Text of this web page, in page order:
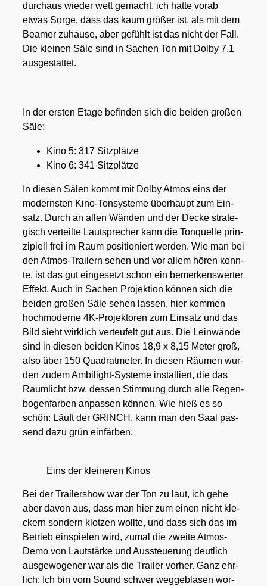
durch­aus wie­der wett gemacht, ich hat­te vor­ab
etwas Sor­ge, dass das kaum grö­ßer ist, als mit dem
Bea­mer zuhau­se, aber gefühlt ist das nicht der Fall.
Die klei­nen Säle sind in Sachen Ton mit Dol­by 7.1
aus­ge­stat­tet.
In der ers­ten Eta­ge befin­den sich die bei­den gro­ßen
Säle:
Kino 5: 317 Sitz­plät­ze
Kino 6: 341 Sitz­plät­ze
In die­sen Sälen kommt mit Dol­by Atmos eins der
moderns­ten Kino-Ton­sys­te­me über­haupt zum Ein­
satz. Durch an allen Wän­den und der Decke stra­te­
gisch ver­teil­te Laut­spre­cher kann die Ton­quel­le prin­
zi­pi­ell frei im Raum posi­tio­niert wer­den. Wie man bei
den Atmos-Trai­lern sehen und vor allem hören konn­
te, ist das gut ein­ge­setzt schon ein bemer­kens­wer­ter
Effekt. Auch in Sachen Pro­jek­ti­on kön­nen sich die
bei­den gro­ßen Säle sehen las­sen, hier kom­men
hoch­mo­der­ne 4K-Pro­jek­to­ren zum Ein­satz und das
Bild sieht wirk­lich ver­teu­felt gut aus. Die Lein­wän­de
sind in die­sen bei­den Kinos 18,9 x 8,15 Meter groß,
also über 150 Qua­drat­me­ter. In die­sen Räu­men wur­
den zudem Ambi­light-Sys­te­me instal­liert, die das
Raum­licht bzw. des­sen Stim­mung durch alle Regen­
bo­gen­far­ben anpas­sen kön­nen. Wie hieß es so
schön: Läuft der GRINCH, kann man den Saal pas­
send dazu grün ein­fär­ben.
Eins der klei­ne­ren Kinos
Bei der Trai­ler­show war der Ton zu laut, ich gehe
aber davon aus, dass man hier zum einen nicht kle­
ckern son­dern klot­zen woll­te, und dass sich das im
Betrieb ein­spie­len wird, zumal die zwei­te Atmos-
Demo von Laut­stär­ke und Aus­steue­rung deut­lich
aus­ge­wo­ge­ner war als die Trai­ler vor­her. Ganz ehr­
lich: Ich bin vom Sound schwer weg­ge­bla­sen wor­